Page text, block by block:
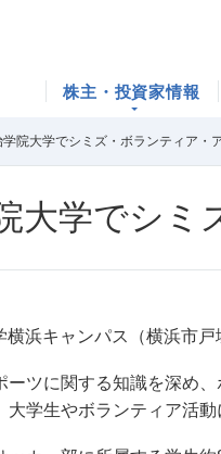
株主・投資家情報
学院大学でシミズ・ボランティア・
大学でシ
浜キャンパス（横浜市
ツに関する知識を深め
大学生やボランティア活